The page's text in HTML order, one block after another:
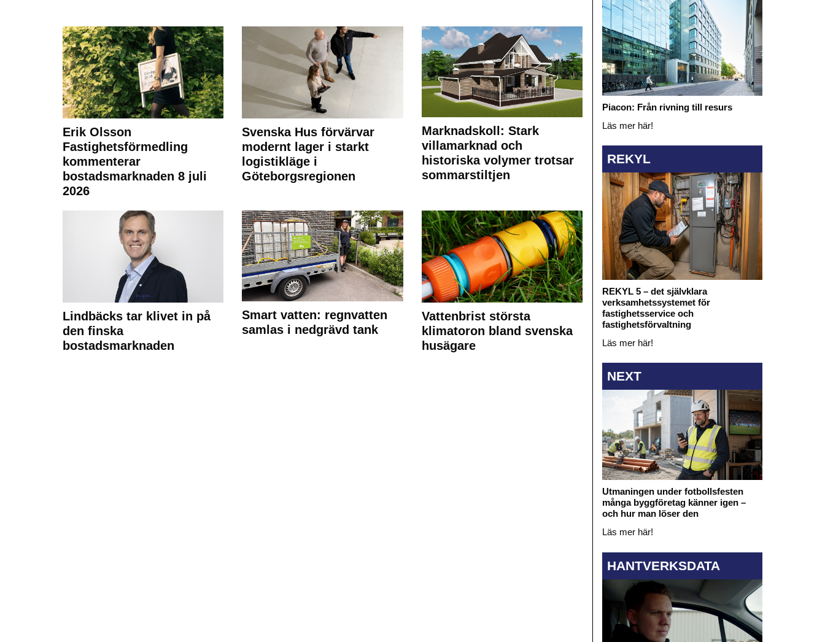
Erik Olsson
Fastighetsförmedling
kommenterar
bostadsmarknaden 8 juli
2026
Svenska Hus förvärvar
modernt lager i starkt
logistikläge i
Göteborgsregionen
Marknadskoll: Stark
villamarknad och
historiska volymer trotsar
sommarstiltjen
Lindbäcks tar klivet in på
den finska
bostadsmarknaden
Smart vatten: regnvatten
samlas i nedgrävd tank
Vattenbrist största
klimatoron bland svenska
husägare
Piacon: Från rivning till resurs
Läs mer här!
REKYL
REKYL 5 – det självklara
verksamhetssystemet för
fastighetsservice och
fastighetsförvaltning
Läs mer här!
NEXT
Utmaningen under fotbollsfesten
många byggföretag känner igen –
och hur man löser den
Läs mer här!
HANTVERKSDATA